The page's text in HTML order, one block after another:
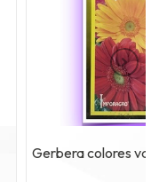
Gerbera colores